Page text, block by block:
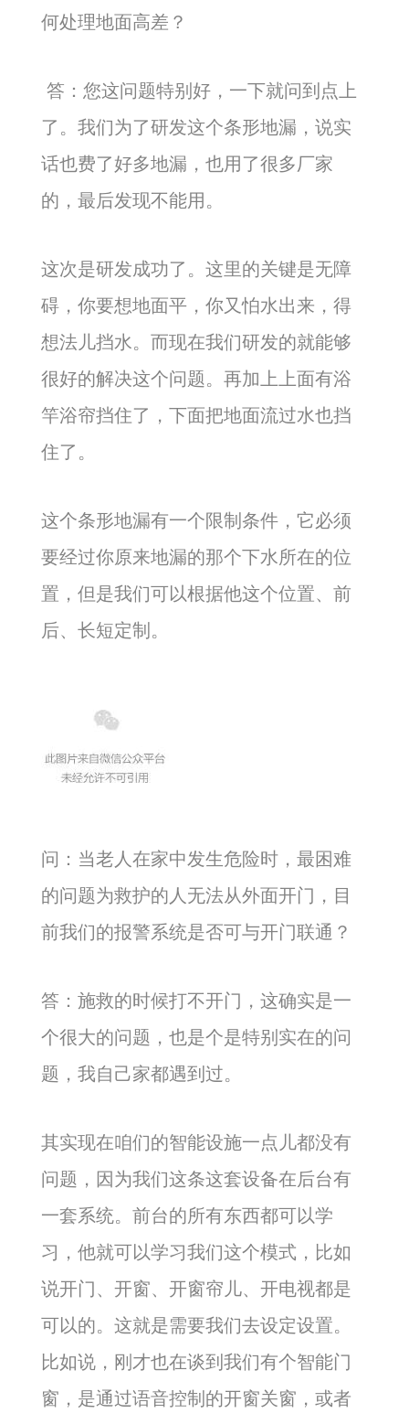
何处理地面高差？
答：您这问题特别好，一下就问到点上
了。我们为了研发这个条形地漏，说实
话也费了好多地漏，也用了很多厂家
的，最后发现不能用。
这次是研发成功了。这里的关键是无障
碍，你要想地面平，你又怕水出来，得
想法儿挡水。而现在我们研发的就能够
很好的解决这个问题。再加上上面有浴
竿浴帘挡住了，下面把地面流过水也挡
住了。
这个条形地漏有一个限制条件，它必须
要经过你原来地漏的那个下水所在的位
置，但是我们可以根据他这个位置、前
后、长短定制。
问：当老人在家中发生危险时，最困难
的问题为救护的人无法从外面开门，目
前我们的报警系统是否可与开门联通？
答：施救的时候打不开门，这确实是一
个很大的问题，也是个是特别实在的问
题，我自己家都遇到过。
其实现在咱们的智能设施一点儿都没有
问题，因为我们这条这套设备在后台有
一套系统。前台的所有东西都可以学
习，他就可以学习我们这个模式，比如
说开门、开窗、开窗帘儿、开电视都是
可以的。这就是需要我们去设定设置。
比如说，刚才也在谈到我们有个智能门
窗，是通过语音控制的开窗关窗，或者